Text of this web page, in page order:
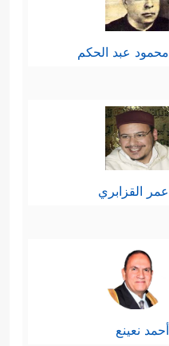
محمود عبد الحكم
عمر القزابري
أحمد نعينع